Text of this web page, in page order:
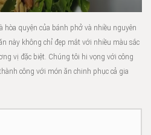
hòa quyện của bánh phở và nhiều nguyên
này không chỉ đẹp mắt với nhiều màu sắc
vị đặc biệt. Chúng tôi hi vọng với công
công với món ăn chinh phục cả gia